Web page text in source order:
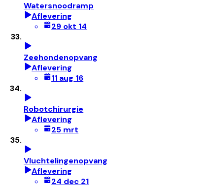
Watersnoodramp
Aflevering
29 okt 14
Zeehondenopvang
Aflevering
11 aug 16
Robotchirurgie
Aflevering
25 mrt
Vluchtelingenopvang
Aflevering
24 dec 21